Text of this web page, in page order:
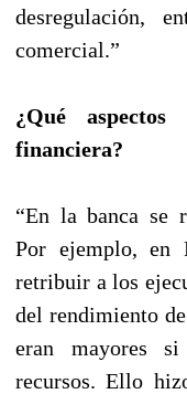
desregulación,
comercial.”
¿Qué
financiera?
“En la banca se
Por ejemplo, en
retribuir a los
del rendimiento
eran mayores
recursos. Ello